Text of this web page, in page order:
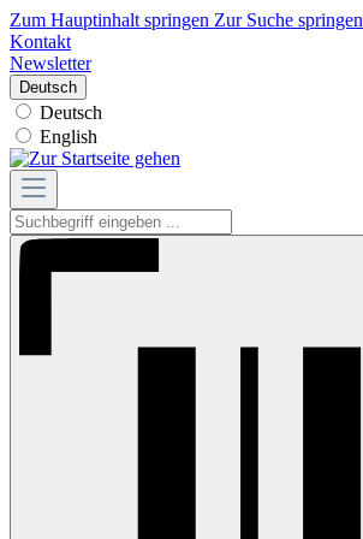
Zum Hauptinhalt springen Zur Suche springen
Kontakt
Newsletter
Deutsch
Deutsch
English